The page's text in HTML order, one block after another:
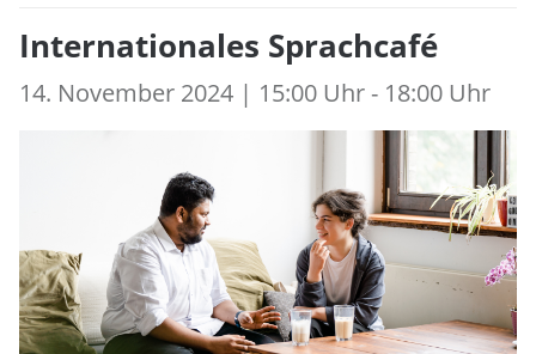
Internationales Sprachcafé
14. November 2024 | 15:00 Uhr - 18:00 Uhr